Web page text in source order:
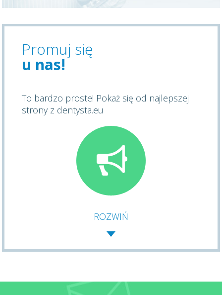
Promuj się
u nas!
To bardzo proste! Pokaż się od najlepszej
strony z dentysta.eu
ROZWIŃ